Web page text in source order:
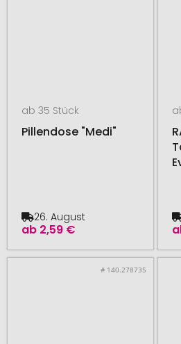
ab 35 Stück
Pillendose "Medi"
ab 2,59 €
26. August
# 140.278735